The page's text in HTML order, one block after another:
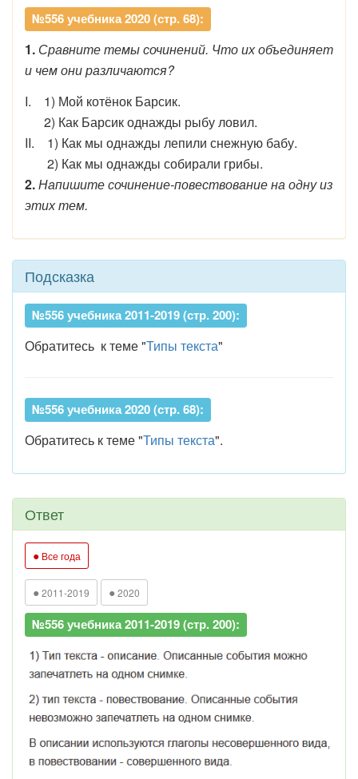
№556 учебника 2020 (стр. 68):
1. Сравните темы сочинений. Что их объединяет
и чем они различаются?
I. 1) Мой котёнок Барсик.
2) Как Барсик однажды рыбу ловил.
II. 1) Как мы однажды лепили снежную бабу.
2) Как мы однажды собирали грибы.
2.Напишите сочинение-повествование на одну из
этих тем.
Подсказка
№556 учебника 2011-2019 (стр. 200):
Обратитесь к теме "Типы текста"
№556 учебника 2020 (стр. 68):
Обратитесь к теме "Типы текста".
Ответ
● Все года
● 2011-2019 ● 2020
№556 учебника 2011-2019 (стр. 200):